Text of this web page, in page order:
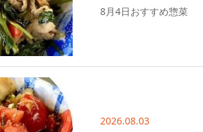
8月4日おすすめ惣菜
2026.08.03